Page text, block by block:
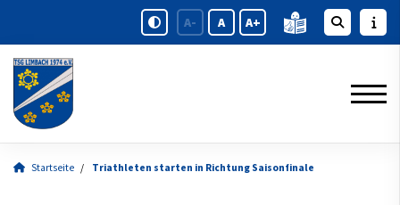
A- A A+
Startseite Triathleten starten in Richtung Saisonfinale